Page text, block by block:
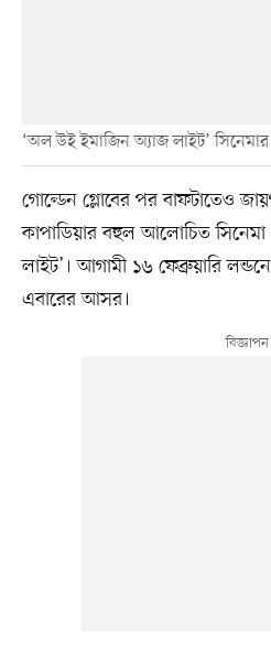
‘অল উই ইমাজিন অ্যাজ লাইট’
গোল্ডেন গ্লোবের পর বাফটাতেও
কাপাডিয়ার বহুল আলোচিত
লাইট’। আগামী ১৬ ফেব্রুয়ারি
এবারের আসর।